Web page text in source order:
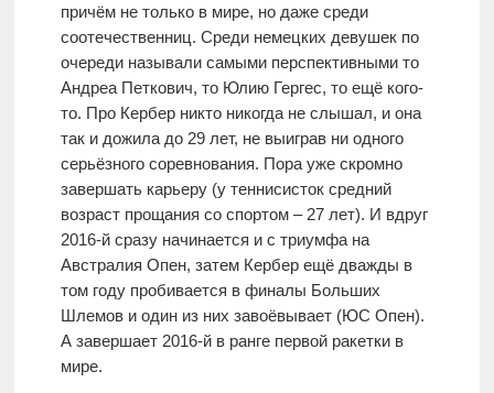
причём не только в мире, но даже среди
соотечественниц. Среди немецких девушек по
очереди называли самыми перспективными то
Андреа Петкович, то Юлию Гергес, то ещё кого-
то. Про Кербер никто никогда не слышал, и она
так и дожила до 29 лет, не выиграв ни одного
серьёзного соревнования. Пора уже скромно
завершать карьеру (у теннисисток средний
возраст прощания со спортом – 27 лет). И вдруг
2016-й сразу начинается и с триумфа на
Австралия Опен, затем Кербер ещё дважды в
том году пробивается в финалы Больших
Шлемов и один из них завоёвывает (ЮС Опен).
А завершает 2016-й в ранге первой ракетки в
мире.